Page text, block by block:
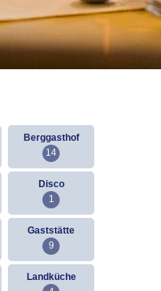
Berggasthof
14
Disco
1
Gaststätte
9
Landküche